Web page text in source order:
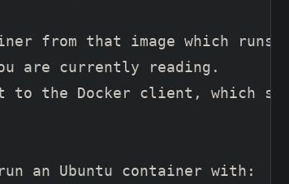
from that image which runs
are currently reading.
to the Docker client, which
an Ubuntu container with: